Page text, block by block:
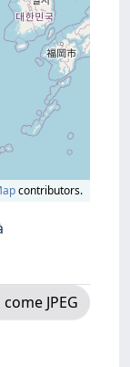
contributors.
JPEG